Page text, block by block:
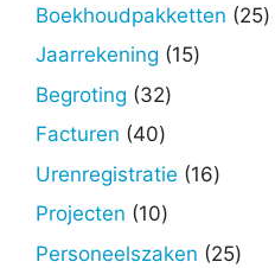
Boekhoudpakketten 2525
Jaarrekening 1515
Begroting 3232
Facturen 4040
producten
Urenregistratie 1616
Projecten 1010
producten
Personeelszaken 2525